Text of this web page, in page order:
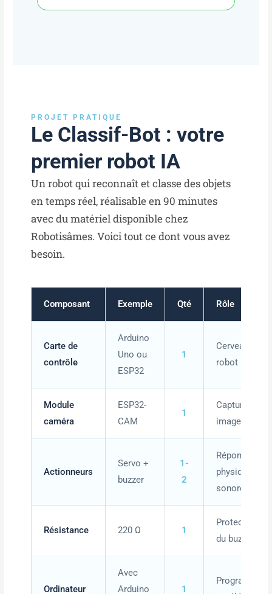
PROJET PRATIQUE
Le Classif-Bot : votre
premier robot IA
Un robot qui reconnaît et classe des objets
en temps réel, réalisable en 90 minutes
avec du matériel disponible chez
Robotisâmes. Voici tout ce dont vous avez
besoin.
Composant Exemple Qté Rôle
Carte de
contrôle
Arduino
Uno ou
ESP32
1
Cerveau du
robot
Module
caméra
ESP32-
CAM
1
Capture les
images
Actionneurs
Servo +
buzzer
1-
2
Réponse
physique et
sonore
Résistance 220 Ω 1
Protection
du buzzer
Ordinateur
Avec
Arduino
1
Programmer